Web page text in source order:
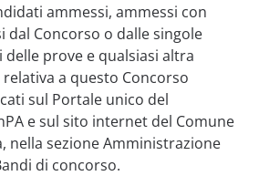
ammessi, ammessi con
dal Concorso o dalle singole
prove e qualsiasi altra
a questo Concorso
sul Portale unico del
e sul sito internet del Comune
nella sezione Amministrazione
di concorso.